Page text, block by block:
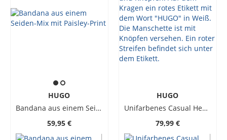
HUGO
Bandana aus einem Seiden-Mix mit Paisley-Print
59,95 €
HUGO
Unifarbenes Casual Hemd, Slim Fit
79,99 €